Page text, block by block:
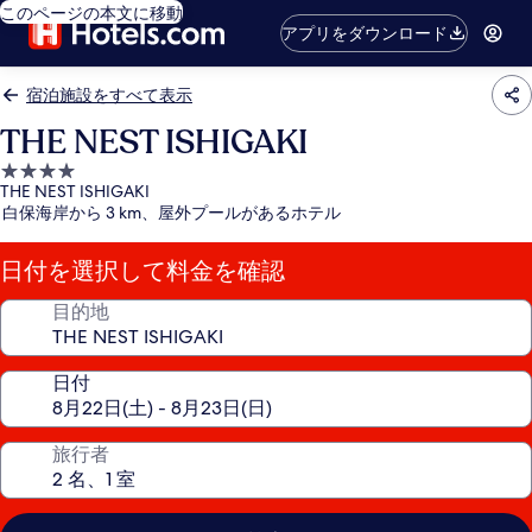
このページの本文に移動
アプリをダウンロード
宿泊施設をすべて表示
THE NEST ISHIGAKI
4.0
つ
星
宿
泊
施
THE NEST ISHIGAKI
白保海岸から 3 km、屋外プールがあるホテル
日付を選択して料金を確認
目的地
日付
旅行者